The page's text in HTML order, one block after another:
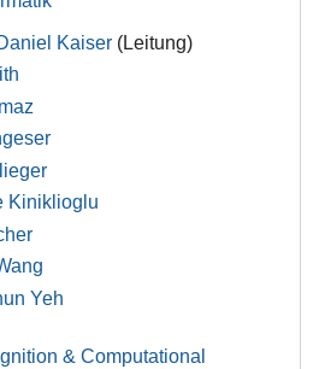
Kaiser(Leitung)
Kiniklioglu
Yeh
& Computational